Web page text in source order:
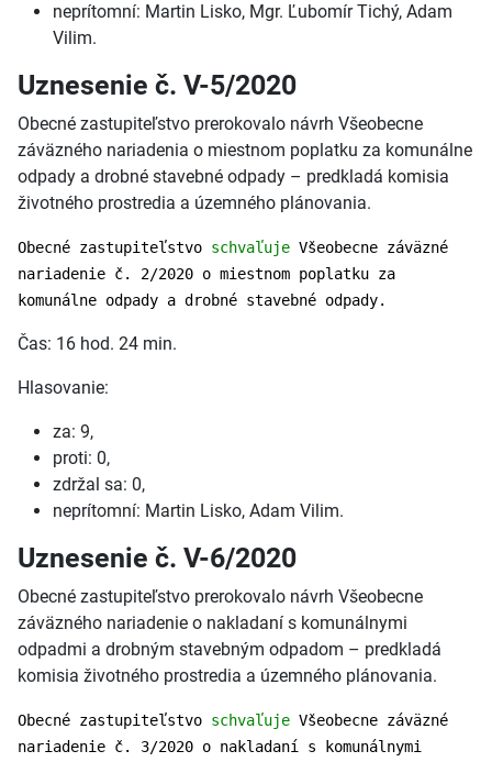
neprítomní: Martin Lisko, Mgr. Ľubomír Tichý, Adam
Vilim.
Uznesenie č. V-5/2020
Obecné zastupiteľstvo prerokovalo návrh Všeobecne
záväzného nariadenia o miestnom poplatku za komunálne
odpady a drobné stavebné odpady – predkladá komisia
životného prostredia a územného plánovania.
Obecné zastupiteľstvo schvaľuje Všeobecne záväzné
nariadenie č. 2/2020 o miestnom poplatku za
komunálne odpady a drobné stavebné odpady.
Čas: 16 hod. 24 min.
Hlasovanie:
za: 9,
proti: 0,
zdržal sa: 0,
neprítomní: Martin Lisko, Adam Vilim.
Uznesenie č. V-6/2020
Obecné zastupiteľstvo prerokovalo návrh Všeobecne
záväzného nariadenie o nakladaní s komunálnymi
odpadmi a drobným stavebným odpadom – predkladá
komisia životného prostredia a územného plánovania.
Obecné zastupiteľstvo schvaľuje Všeobecne záväzné
nariadenie č. 3/2020 o nakladaní s komunálnymi